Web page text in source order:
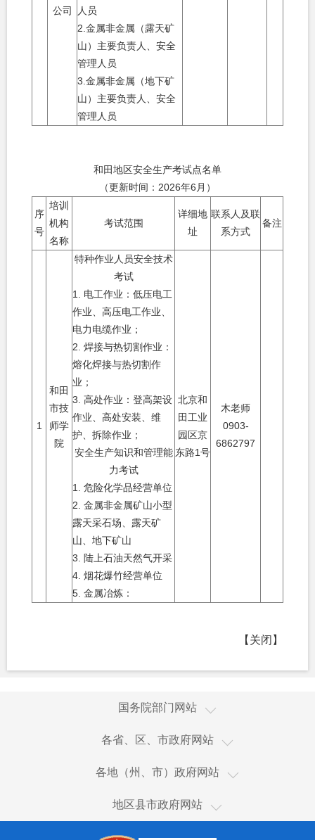
公司
人员
2.金属非金属（露天矿
山）主要负责人、安全
管理人员
3.金属非金属（地下矿
山）主要负责人、安全
管理人员
和田地区安全生产考试点名单
（更新时间： 2026年6月）
序
号
培训
机构
名称
考试范围
详细地
址
联系人及联
系方式
备注
1
和田
市技
师学
院
特种作业人员安全技术
考试
1. 电工作业：低压电工
作业、高压电工作业、
电力电缆作业；
2. 焊接与热切割作业：
熔化焊接与热切割作
业；
3. 高处作业：登高架设
作业、高处安装、维
护、拆除作业；
安全生产知识和管理能
力考试
1. 危险化学品经营单位
2. 金属非金属矿山小型
露天采石场、露天矿
山、地下矿山
3. 陆上石油天然气开采
4. 烟花爆竹经营单位
5. 金属冶炼：
北京和
田工业
园区京
东路1号
木老师
0903-
6862797
【关闭】
国务院部门网站
国家国际发展合作署
国家体育总局
国家广播电视总局
各省、区、市政府网站
新疆
澳门
台湾
各地（州、市）政府网站
乌鲁木齐市
塔城地区
阿勒泰地区
地区县市政府网站
和田市
和田县